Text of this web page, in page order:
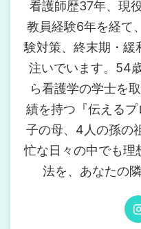
看護師歴37年、現
教員経験6年を経て
験対策、終末期・緩
注いでいます。54
ら看護学の学士を
績を持つ『伝える
子の母、4人の孫の
忙な日々の中でも理
法を、あなたの